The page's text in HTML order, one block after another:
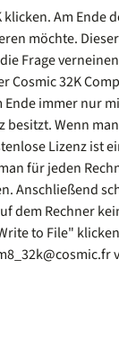
Am
möchte.
Frage
32K
immer nur
Wenn
Lizenz ist
für jeden
Anschließend
dem Rechner
to File"